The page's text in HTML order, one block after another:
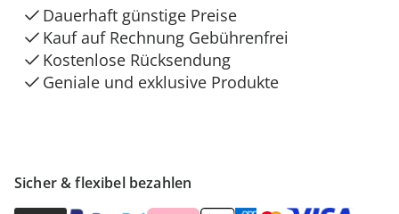
Sicher & flexibel bezahlen
Dauerhaft günstige Preise
Kauf auf Rechnung Gebührenfrei
Kostenlose Rücksendung
Geniale und exklusive Produkte